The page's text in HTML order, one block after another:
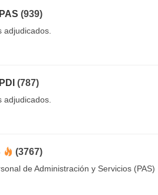
(939)
adjudicados.
(787)
adjudicados.
(3767)
de Administración y Servicios (PAS)